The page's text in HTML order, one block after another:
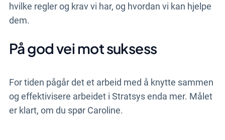
hvilke regler og krav vi har, og hvordan vi kan hjelpe
dem.
På god vei mot suksess
For tiden pågår det et arbeid med å knytte sammen
og effektivisere arbeidet i Stratsys enda mer. Målet
er klart, om du spør Caroline.